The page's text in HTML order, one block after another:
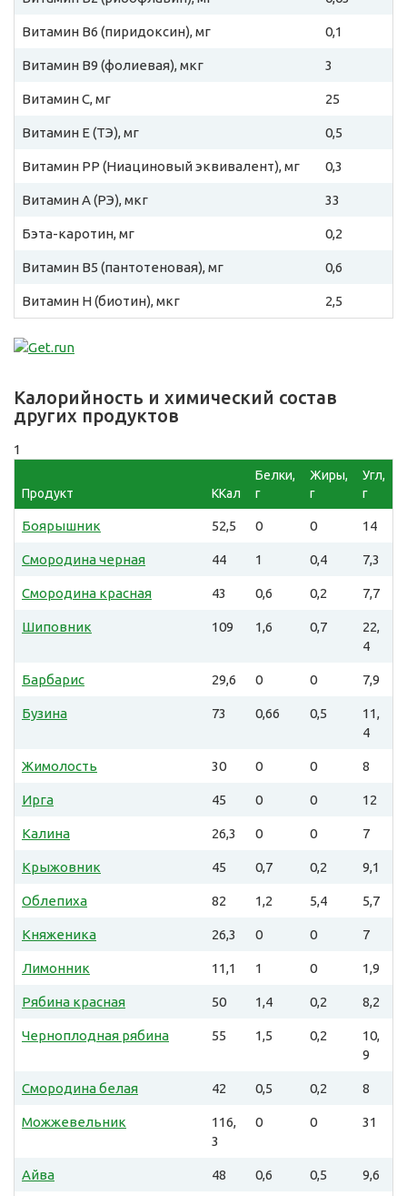
Витамин B6 (пиридоксин), мг 0,1
Витамин B9 (фолиевая), мкг 3
Витамин C, мг 25
Витамин E (ТЭ), мг 0,5
Витамин PP (Ниациновый эквивалент), мг 0,3
Витамин A (РЭ), мкг 33
Бэта-каротин, мг 0,2
Витамин B5 (пантотеновая), мг 0,6
Витамин H (биотин), мкг 2,5
Калорийность и химический состав
других продуктов
1
Продукт ККал
Белки,
г
Жиры,
г
Угл,
г
Боярышник 52,5 0 0 14
Смородина черная 44 1 0,4 7,3
Смородина красная 43 0,6 0,2 7,7
Шиповник 109 1,6 0,7
22,
4
Барбарис 29,6 0 0 7,9
Бузина 73 0,66 0,5
11,
4
Жимолость 30 0 0 8
Ирга 45 0 0 12
Калина 26,3 0 0 7
Крыжовник 45 0,7 0,2 9,1
Облепиха 82 1,2 5,4 5,7
Княженика 26,3 0 0 7
Лимонник 11,1 1 0 1,9
Рябина красная 50 1,4 0,2 8,2
Черноплодная рябина 55 1,5 0,2
10,
9
Смородина белая 42 0,5 0,2 8
Можжевельник
116,
3
0 0 31
Айва 48 0,6 0,5 9,6